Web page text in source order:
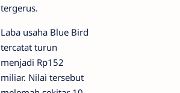
tergerus.
Laba usaha Blue Bird
tercatat turun
menjadi Rp152
miliar. Nilai tersebut